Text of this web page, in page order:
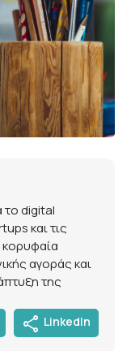
το digital
και τις
κορυφαία
αγοράς και
της
share LinkedIn